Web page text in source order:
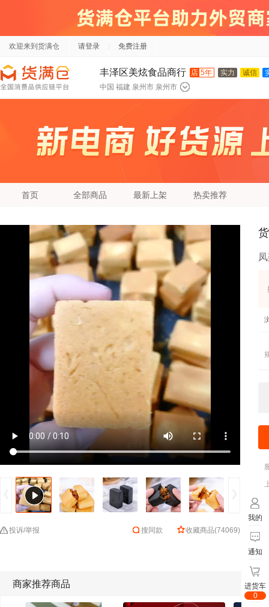
欢迎来到货满仓 请登录 免费注册
丰泽区美炫食品商行 店 5年 实力 诚信
中国 福建 泉州市 泉州市
首页 全部商品 最新上架 热卖推荐
投诉/举报 搜同款 收藏商品(74069)
商家推荐商品
我的
通知
进货车
0